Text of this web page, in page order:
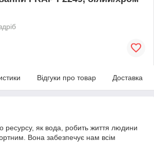
Відгуки про товар Доставка
ресурсу, як вода, робить життя людини
Вона забезпечує нам всім